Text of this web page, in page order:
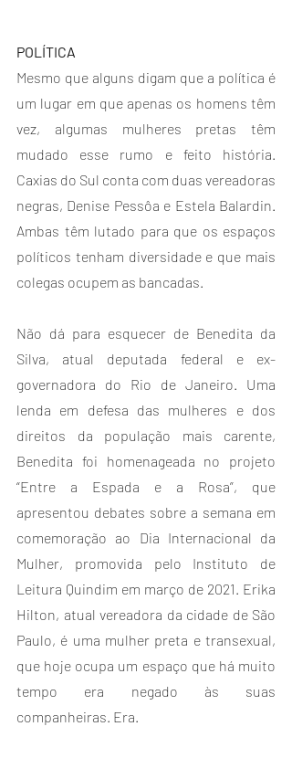
POLÍTICA
Mesmo que alguns digam que a política é
um lugar em que apenas os homens têm
vez, algumas mulheres pretas têm
mudado esse rumo e feito história.
Caxias do Sul conta com duas vereadoras
negras, Denise Pessôa e Estela Balardin.
Ambas têm lutado para que os espaços
políticos tenham diversidade e que mais
colegas ocupem as bancadas.
Não dá para esquecer de Benedita da
Silva, atual deputada federal e ex-
governadora do Rio de Janeiro. Uma
lenda em defesa das mulheres e dos
direitos da população mais carente,
Benedita foi homenageada no projeto
“Entre a Espada e a Rosa”, que
apresentou debates sobre a semana em
comemoração ao Dia Internacional da
Mulher, promovida pelo Instituto de
Leitura Quindim em março de 2021. Erika
Hilton, atual vereadora da cidade de São
Paulo, é uma mulher preta e transexual,
que hoje ocupa um espaço que há muito
tempo era negado às suas
companheiras. Era.